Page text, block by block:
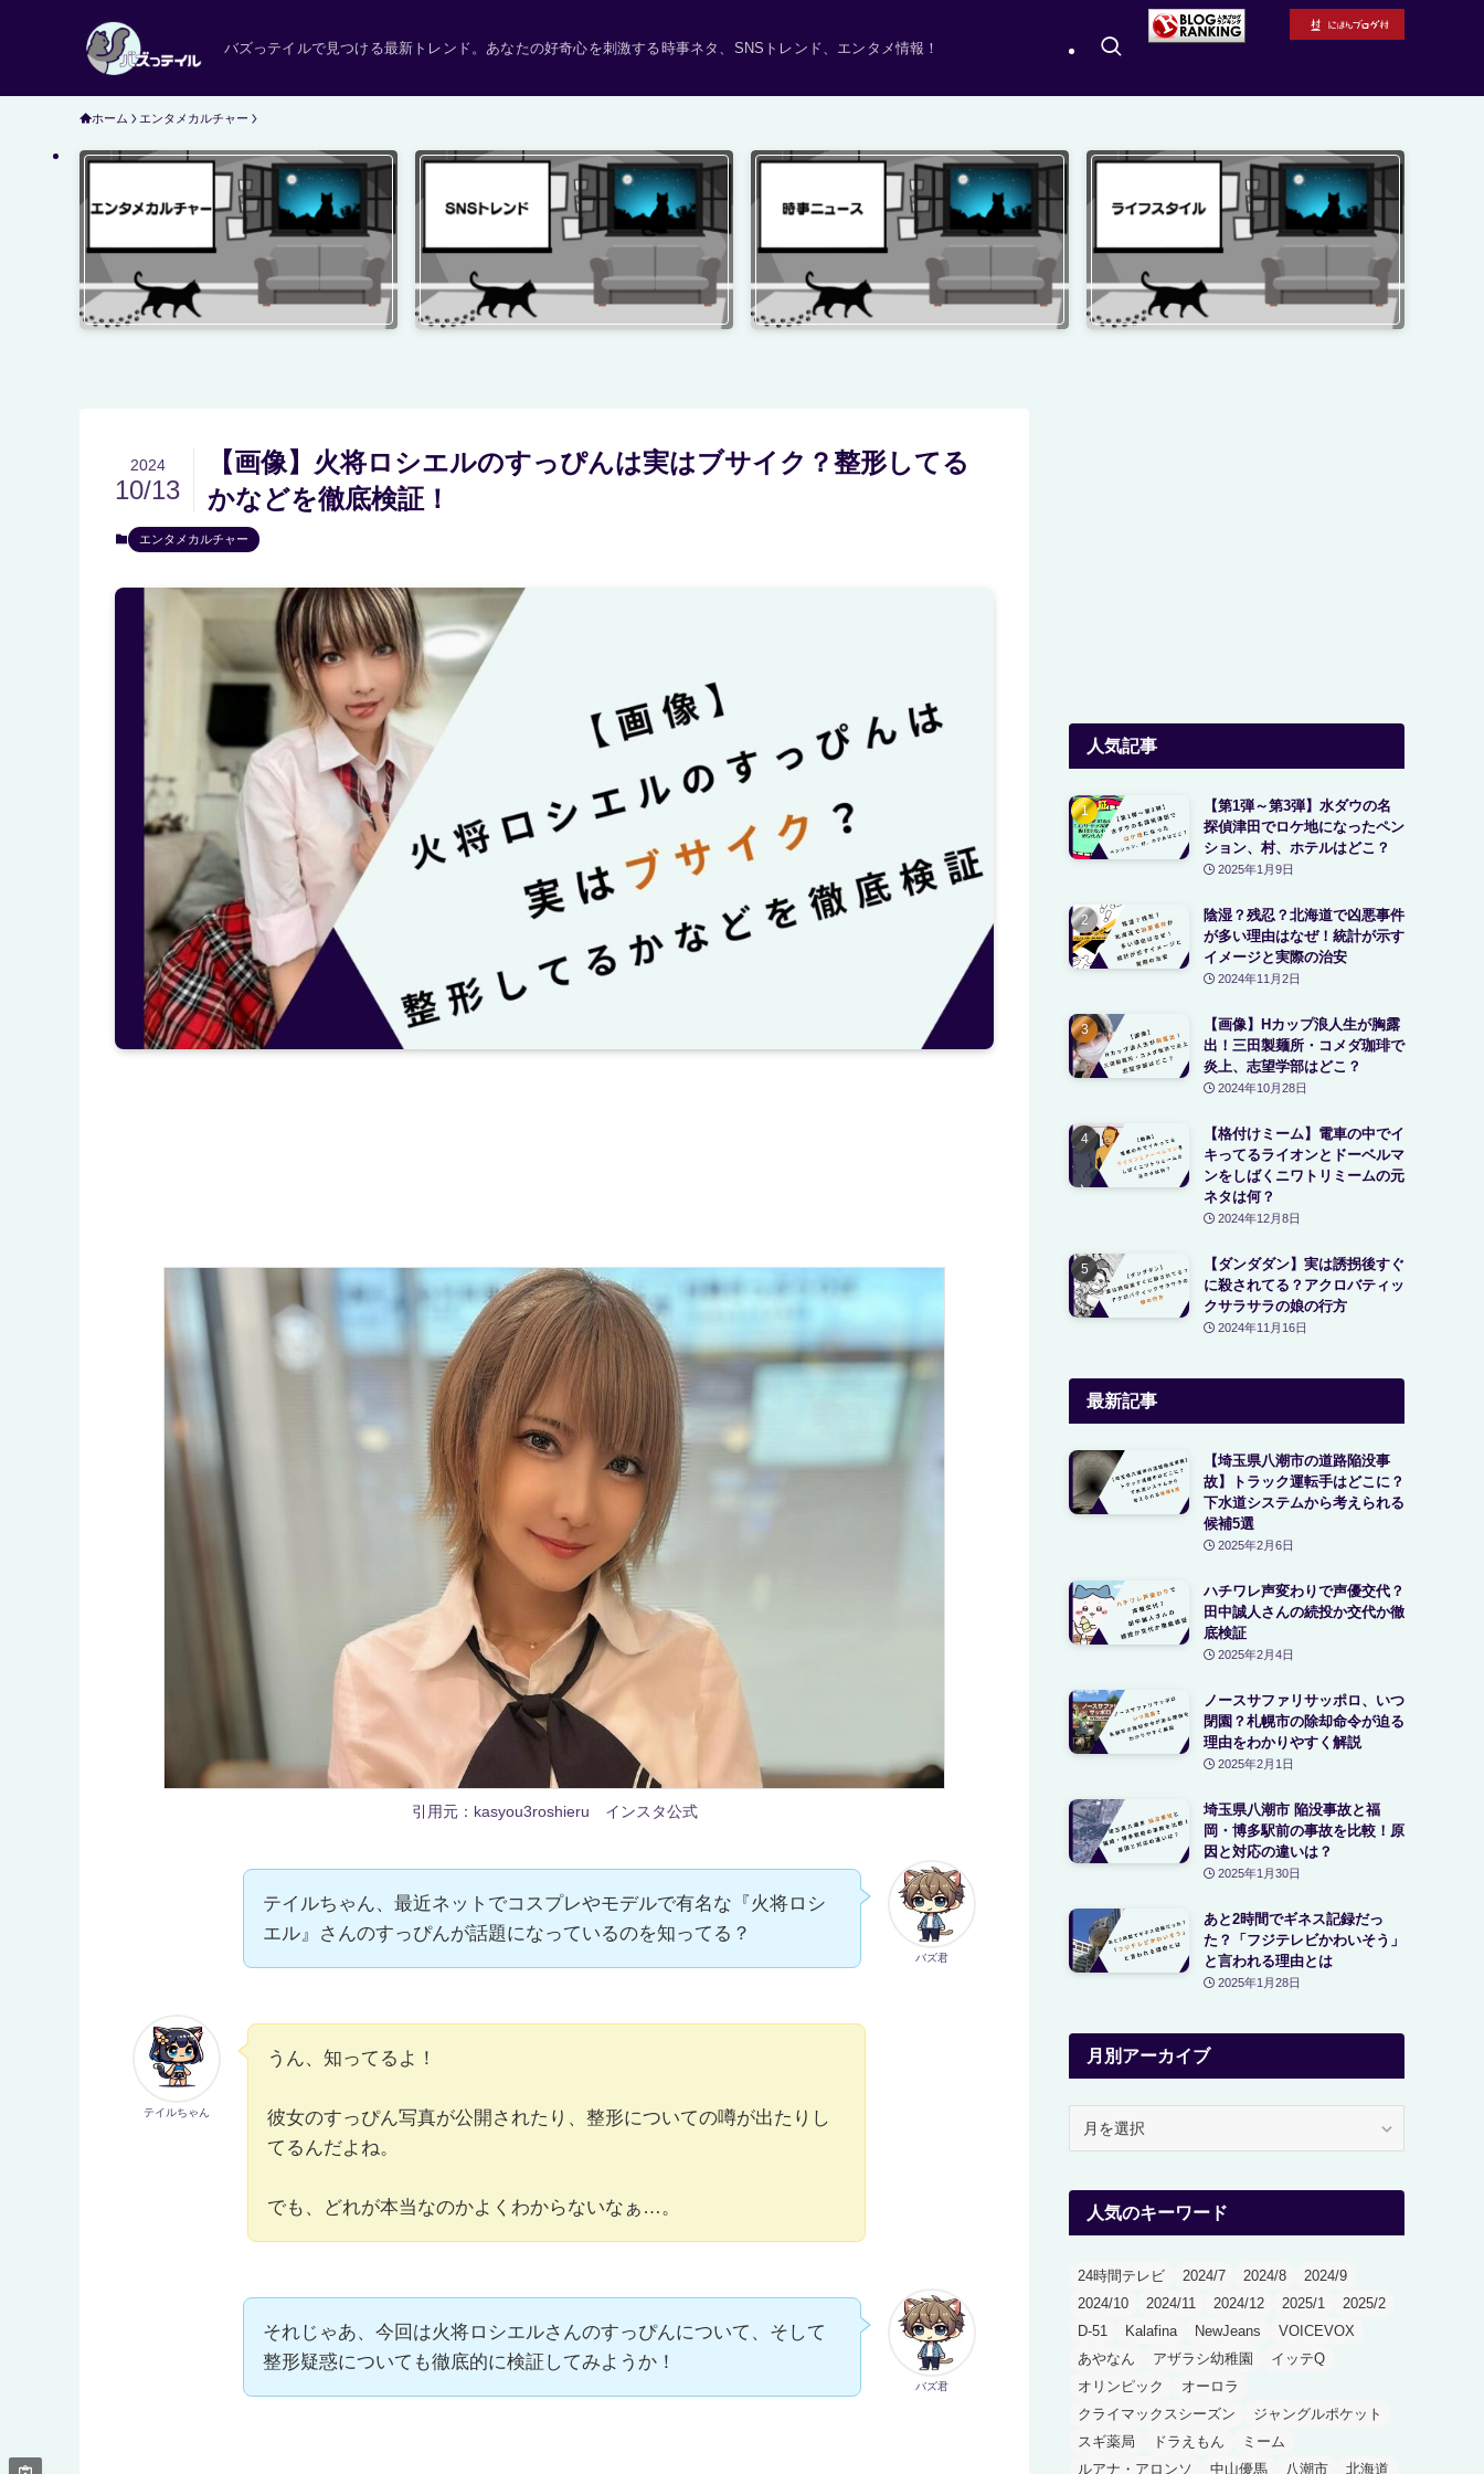
バズっテイルで見つける最新トレンド。あなたの好奇心を刺激する時事ネタ、SNSトレンド、エンタメ情報！
ホーム エンタメカルチャー
【画像】火将ロシエルのすっぴんは実はブサイク？整形してる
かなどを徹底検証！
2024
10/13
エンタメカルチャー
引用元：kasyou3roshieru インスタ公式
バズ君
テイルちゃん、最近ネットでコスプレやモデルで有名な『火将ロシ
エル』さんのすっぴんが話題になっているのを知ってる？
テイルちゃん
うん、知ってるよ！
彼女のすっぴん写真が公開されたり、整形についての噂が出たりし
てるんだよね。
でも、どれが本当なのかよくわからないなぁ…。
バズ君
それじゃあ、今回は火将ロシエルさんのすっぴんについて、そして
整形疑惑についても徹底的に検証してみようか！
人気記事
【第1弾～第3弾】水ダウの名
探偵津田でロケ地になったペン
ション、村、ホテルはどこ？
2025年1月9日
陰湿？残忍？北海道で凶悪事件
が多い理由はなぜ！統計が示す
イメージと実際の治安
2024年11月2日
【画像】Hカップ浪人生が胸露
出！三田製麺所・コメダ珈琲で
炎上、志望学部はどこ？
2024年10月28日
【格付けミーム】電車の中でイ
キってるライオンとドーベルマ
ンをしばくニワトリミームの元
ネタは何？
2024年12月8日
【ダンダダン】実は誘拐後すぐ
に殺されてる？アクロバティッ
クサラサラの娘の行方
2024年11月16日
最新記事
【埼玉県八潮市の道路陥没事
故】トラック運転手はどこに？
下水道システムから考えられる
候補5選
2025年2月6日
ハチワレ声変わりで声優交代？
田中誠人さんの続投か交代か徹
底検証
2025年2月4日
ノースサファリサッポロ、いつ
閉園？札幌市の除却命令が迫る
理由をわかりやすく解説
2025年2月1日
埼玉県八潮市 陥没事故と福
岡・博多駅前の事故を比較！原
因と対応の違いは？
2025年1月30日
あと2時間でギネス記録だっ
た？「フジテレビかわいそう」
と言われる理由とは
2025年1月28日
月別アーカイブ
ー
イ
人気のキーワード
24時間テレビ 2024/7 2024/8
2024/9
2024/10
2024/11 2024/12 2025/1
2025/2
D-51
Kalafina NewJeans
VOICEVOX
あやなん
アザラシ幼稚園
イッテQ
オリンピック
オーロラ
クライマックスシーズン
ジャングルポケット
スギ薬局
ドラえもん
ミーム
ルアナ・アロンソ
中山優馬 八潮市 北海道